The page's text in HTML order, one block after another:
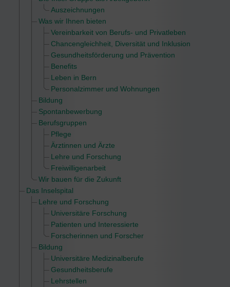
Auszeichnungen
Was wir Ihnen bieten
Vereinbarkeit von Berufs- und Privatleben
Chancengleichheit, Diversität und Inklusion
Gesundheitsförderung und Prävention
Benefits
Leben in Bern
Personalzimmer und Wohnungen
Bildung
Spontanbewerbung
Berufsgruppen
Pflege
Ärztinnen und Ärzte
Lehre und Forschung
Freiwilligenarbeit
Wir bauen für die Zukunft
Das Inselspital
Lehre und Forschung
Universitäre Forschung
Patienten und Interessierte
Forscherinnen und Forscher
Bildung
Universitäre Medizinalberufe
Gesundheitsberufe
Lehrstellen